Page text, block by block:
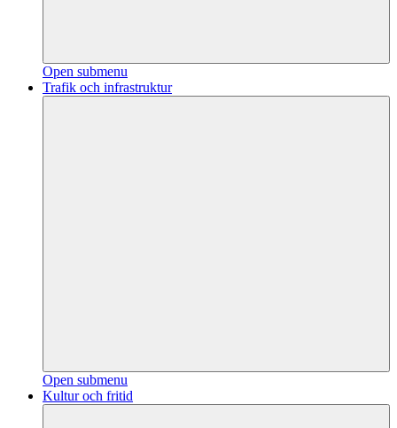
Open submenu
Trafik och infrastruktur
Open submenu
Kultur och fritid